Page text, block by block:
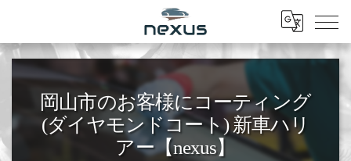
Menu
岡山市のお客様にコーティング
(ダイヤモンドコート) 新車ハリ
アー【nexus】